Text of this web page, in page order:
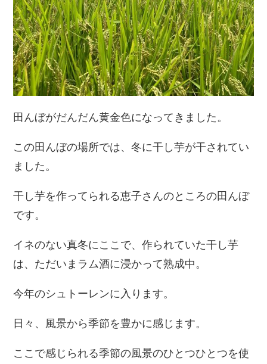
田んぼがだんだん黄金色になってきました。
この田んぼの場所では、冬に干し芋が干されてい
ました。
干し芋を作ってられる恵子さんのところの田んぼ
です。
イネのない真冬にここで、作られていた干し芋
は、ただいまラム酒に浸かって熟成中。
今年のシュトーレンに入ります。
日々、風景から季節を豊かに感じます。
ここで感じられる季節の風景のひとつひとつを使